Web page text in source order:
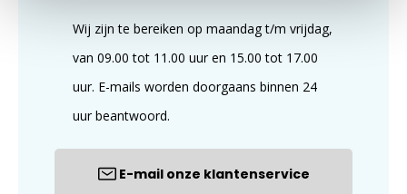
Wij zijn te bereiken op maandag t/m vrijdag,
van 09.00 tot 11.00 uur en 15.00 tot 17.00
uur. E-mails worden doorgaans binnen 24
uur beantwoord.
E-mail onze klantenservice